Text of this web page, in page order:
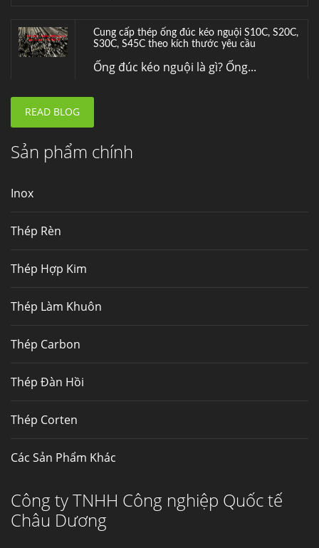
Cung cấp thép ống đúc kéo nguội S10C, S20C,
S30C, S45C theo kích thước yêu cầu
Ống đúc kéo nguội là gì? Ống...
Fengyang là một trong những nhà
Thép Fengyang
READ BLOG
Sản phẩm chính
Inox
Thép Rèn
Thép Hợp Kim
Thép Làm Khuôn
Thép Carbon
Thép Đàn Hồi
Thép Corten
Các Sản Phẩm Khác
Công ty TNHH Công nghiệp Quốc tế
Châu Dương